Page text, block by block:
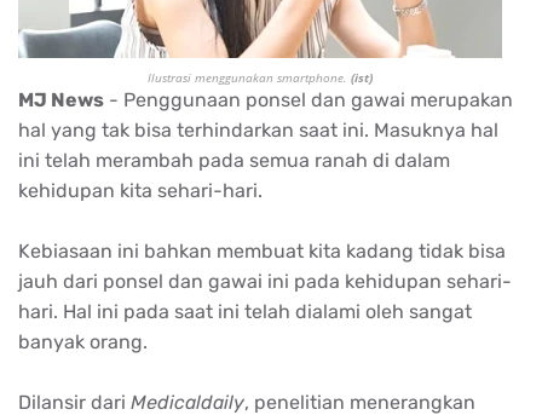
Ilustrasi menggunakan smartphone. (ist)
MJ News - Penggunaan ponsel dan gawai merupakan
hal yang tak bisa terhindarkan saat ini. Masuknya hal
ini telah merambah pada semua ranah di dalam
kehidupan kita sehari-hari.
Kebiasaan ini bahkan membuat kita kadang tidak bisa
jauh dari ponsel dan gawai ini pada kehidupan sehari-
hari. Hal ini pada saat ini telah dialami oleh sangat
banyak orang.
Dilansir dari Medicaldaily, penelitian menerangkan